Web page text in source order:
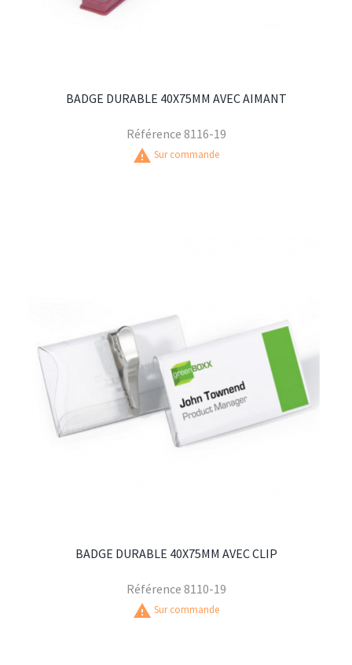
BADGE DURABLE 40X75MM AVEC AIMANT
Référence 8116-19
warning Sur commande
BADGE DURABLE 40X75MM AVEC CLIP
Référence 8110-19
warning Sur commande